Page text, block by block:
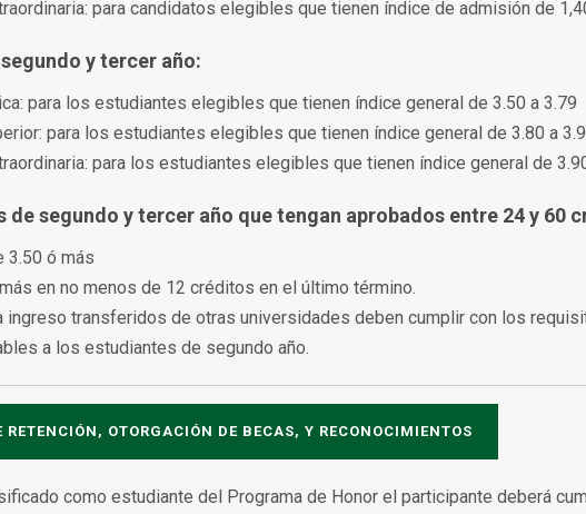
para candidatos elegibles que tienen índice de admisión de
y tercer año:
para los estudiantes elegibles que tienen índice general de 3.50 a 3.79
para los estudiantes elegibles que tienen índice general de 3.80 a
para los estudiantes elegibles que tienen índice general de
de segundo y tercer año que tengan aprobados entre 24 y 60
3.50 ó más
en no menos de 12 créditos en el último término.
ingreso transferidos de otras universidades deben cumplir con los
a los estudiantes de segundo año.
RETENCIÓN, OTORGACIÓN DE BECAS, Y RECONOCIMIENTOS
como estudiante del Programa de Honor el participante deberá